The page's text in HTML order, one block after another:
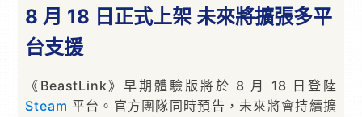
8 月 18 日正式上架 未來將擴張多平
台支援
《BeastLink》早期體驗版將於 8 月 18 日登陸
Steam 平台。官方團隊同時預告，未來將會持續擴